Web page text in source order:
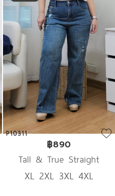
P10311
฿890
Tall & True Straight
Denim
XL 2XL 3XL 4XL